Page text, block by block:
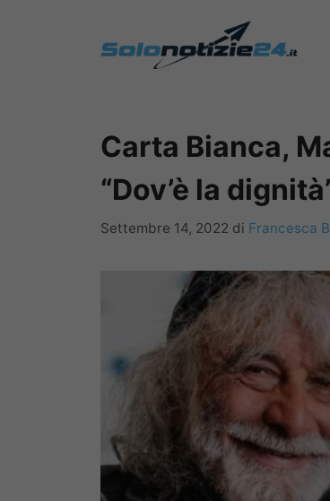
Carta Bianca,
“Dov’è la
Settembre 14, 2022 di Francesca